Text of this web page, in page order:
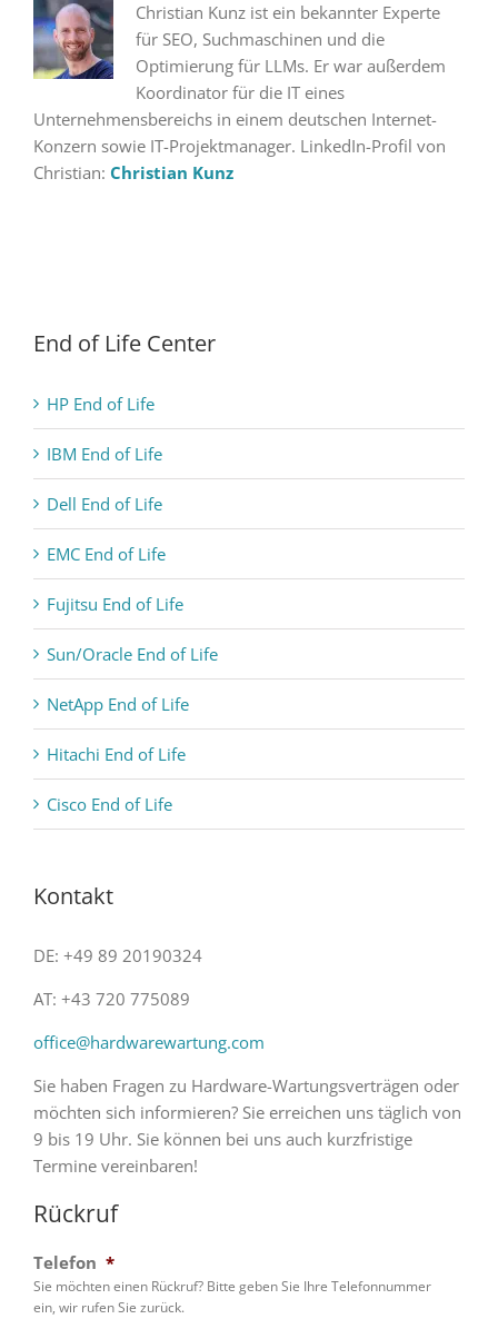
Christian Kunz ist ein bekannter Experte
für SEO, Suchmaschinen und die
Optimierung für LLMs. Er war außerdem
Koordinator für die IT eines
Unternehmensbereichs in einem deutschen Internet-
Konzern sowie IT-Projektmanager. LinkedIn-Profil von
Christian: Christian Kunz
End of Life Center
HP End of Life
IBM End of Life
Dell End of Life
EMC End of Life
Fujitsu End of Life
Sun/Oracle End of Life
NetApp End of Life
Hitachi End of Life
Cisco End of Life
Kontakt
DE: +49 89 20190324
AT: +43 720 775089
office@hardwarewartung.com
Sie haben Fragen zu Hardware-Wartungsverträgen oder
möchten sich informieren? Sie erreichen uns täglich von
9 bis 19 Uhr. Sie können bei uns auch kurzfristige
Termine vereinbaren!
Rückruf
Telefon *
Sie möchten einen Rückruf? Bitte geben Sie Ihre Telefonnummer
ein, wir rufen Sie zurück.